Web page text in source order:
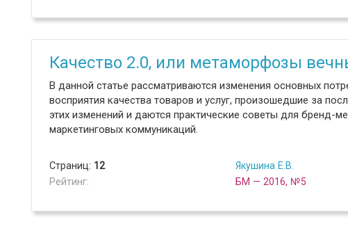
Качество 2.0, или метаморфозы
В данной статье рассматриваются изменения основных
восприятия качества товаров и услуг, произошедшие за
этих изменений и даются практические советы для бренд-
маркетинговых коммуникаций.
Страниц: 12
Рейтинг:
Якушина Е.В.
БМ — 2016, №5